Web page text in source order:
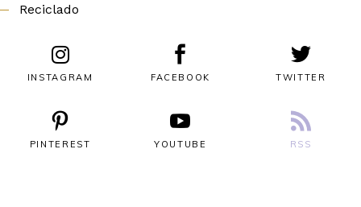
Reciclado
INSTAGRAM FACEBOOK TWITTER
PINTEREST YOUTUBE RSS